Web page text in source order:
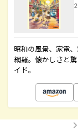
昭和の風景、家電
網羅。懐かしさと
イド。